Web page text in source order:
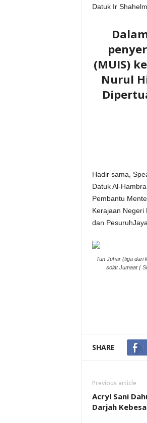
Datuk Ir
(MUIS)
Nurul
Hadir sama,
Datuk Al-
Pembantu
Kerajaan Negeri
dan
Tun Juhar (tiga dari
solat Jumaat (
SHARE
Previous article
Acryl Sani
Darjah